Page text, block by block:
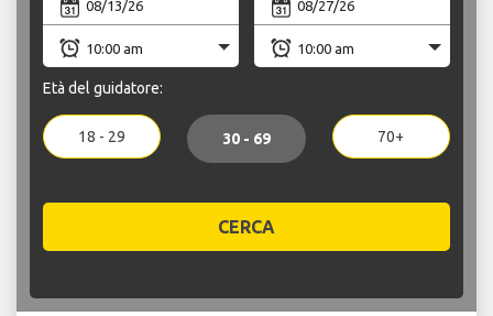
Età del guidatore:
18 - 29 30 - 69 70+
CERCA